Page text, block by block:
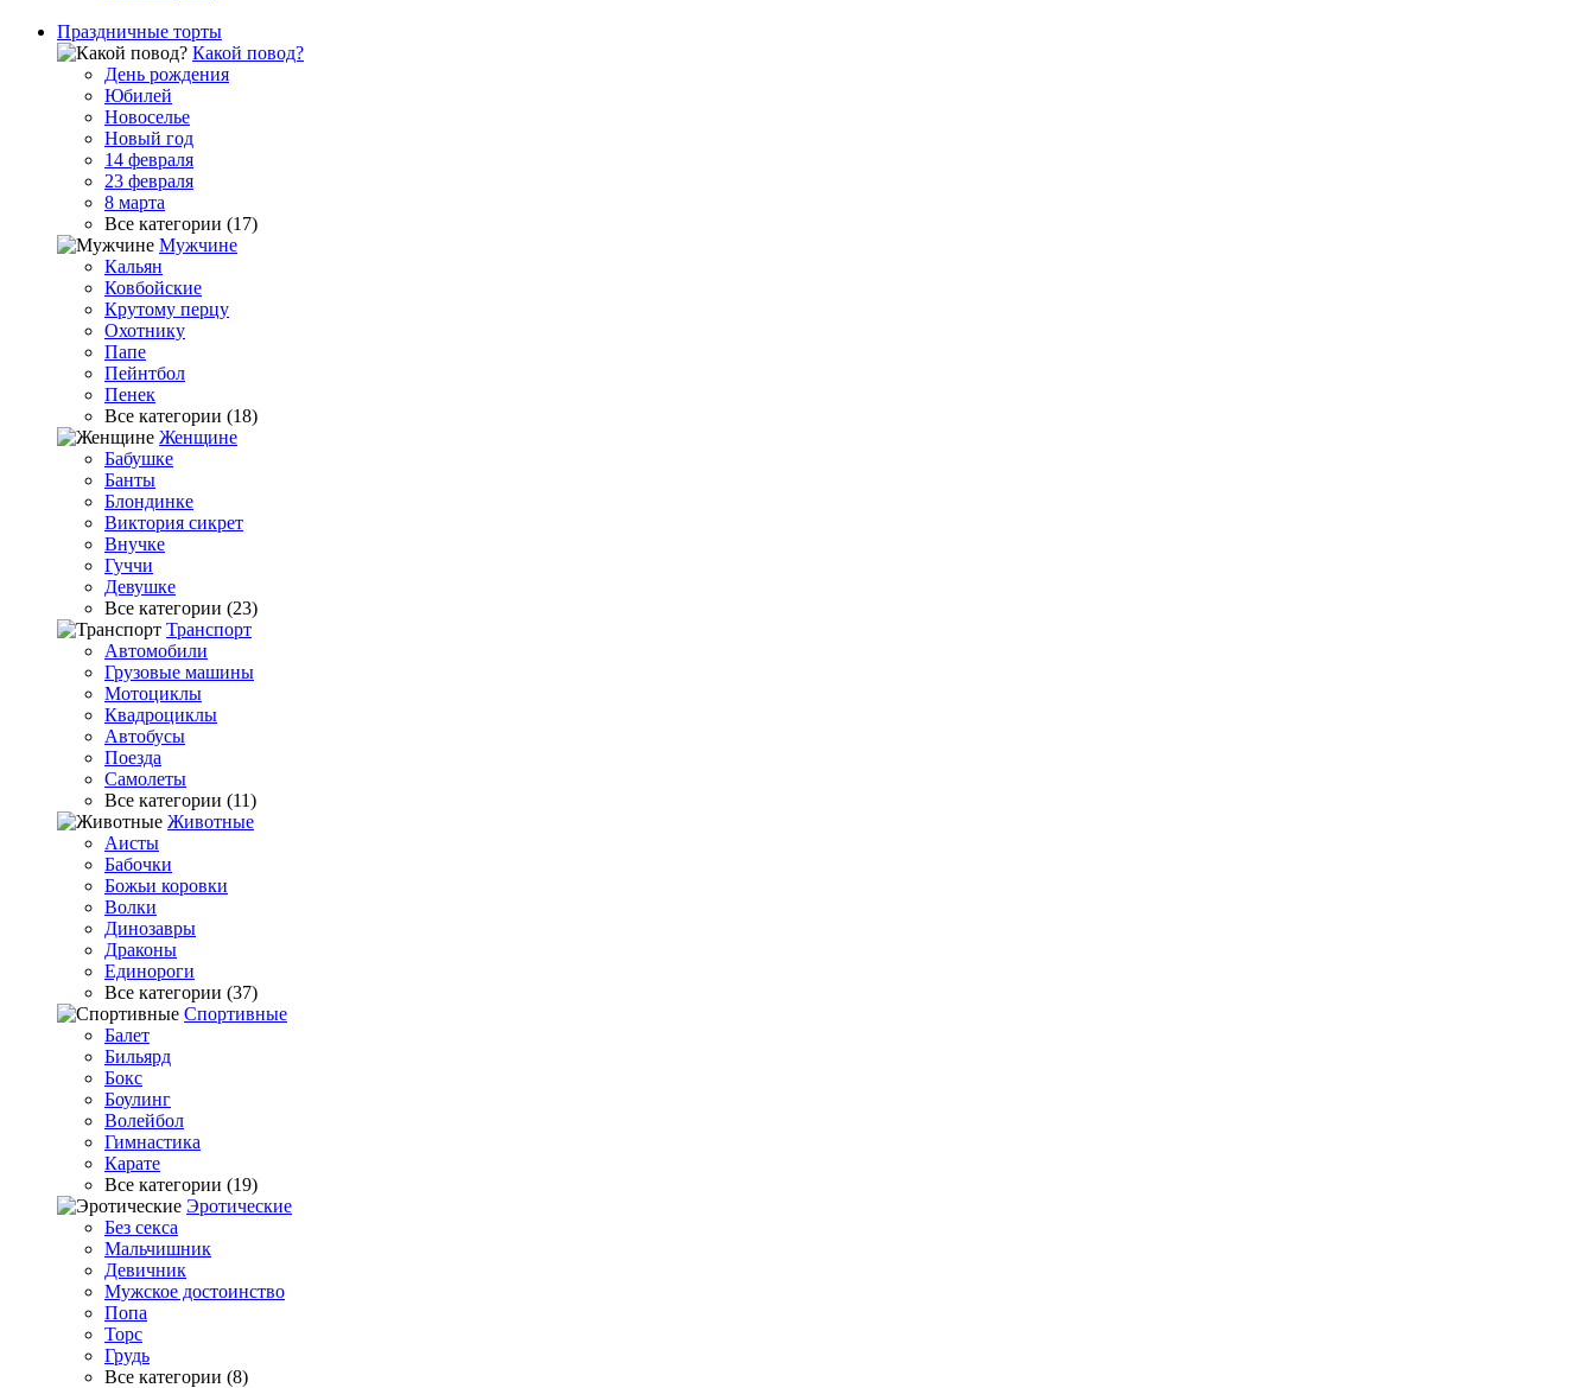
Праздничные торты
Какой повод?
День рождения
Юбилей
Новоселье
Новый год
14 февраля
23 февраля
8 марта
Все категории (17)
Мужчине
Кальян
Ковбойские
Крутому перцу
Охотнику
Папе
Пейнтбол
Пенек
Все категории (18)
Женщине
Бабушке
Банты
Блондинке
Виктория сикрет
Внучке
Гуччи
Девушке
Все категории (23)
Транспорт
Автомобили
Грузовые машины
Мотоциклы
Квадроциклы
Автобусы
Поезда
Самолеты
Все категории (11)
Животные
Аисты
Бабочки
Божьи коровки
Волки
Динозавры
Драконы
Единороги
Все категории (37)
Спортивные
Балет
Бильярд
Бокс
Боулинг
Волейбол
Гимнастика
Карате
Все категории (19)
Эротические
Без секса
Мальчишник
Девичник
Мужское достоинство
Попа
Торс
Грудь
Все категории (8)